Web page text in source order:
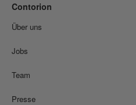
Contorion
Über uns
Jobs
Team
Presse